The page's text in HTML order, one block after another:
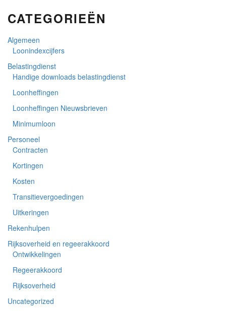
CATEGORIEËN
Algemeen
Loonindexcijfers
Belastingdienst
Handige downloads belastingdienst
Loonheffingen
Loonheffingen Nieuwsbrieven
Minimumloon
Personeel
Contracten
Kortingen
Kosten
Transitievergoedingen
Uitkeringen
Rekenhulpen
Rijksoverheid en regeerakkoord
Ontwikkelingen
Regeerakkoord
Rijksoverheid
Uncategorized